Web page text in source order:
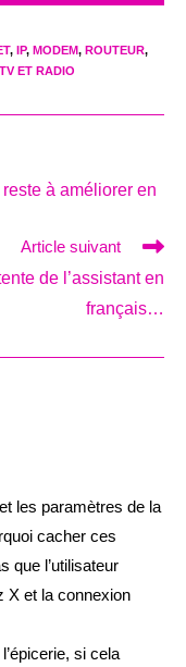
, IP, MODEM, ROUTEUR,
TV ET RADIO
à améliorer en
Article suivant
de l’assistant en
français…
les paramètres de la
cacher ces
que l’utilisateur
X et la connexion
si cela